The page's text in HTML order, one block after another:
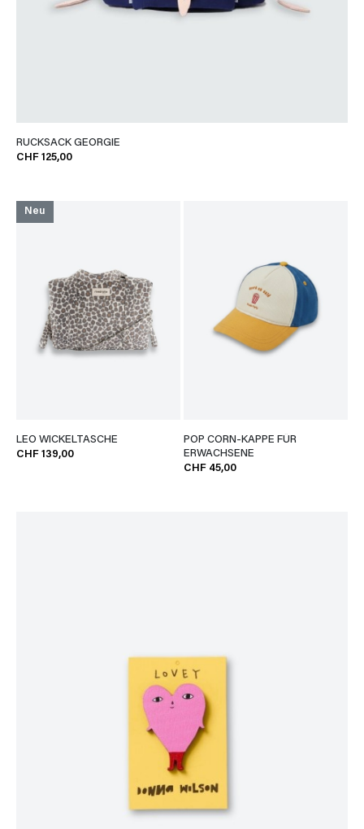
RUCKSACK GEORGIE
CHF 125,00
Neu
LEO WICKELTASCHE
CHF 139,00
POP CORN-KAPPE FÜR
ERWACHSENE
CHF 45,00